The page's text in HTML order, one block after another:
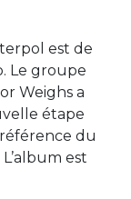
est de
Le groupe
Weighs a
étape
du
est